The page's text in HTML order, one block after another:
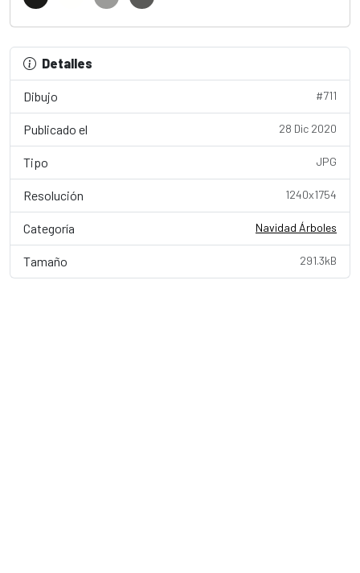
Detalles
Dibujo #711
Publicado el 28 Dic 2020
Tipo JPG
Resolución 1240x1754
Categoría Navidad Árboles
Tamaño 291.3kB